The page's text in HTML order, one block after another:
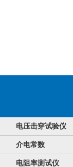
电压击穿试验仪
介电常数
电阻率测试仪